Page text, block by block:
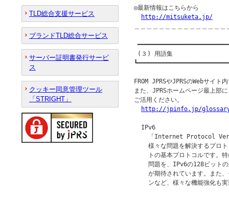
◎最新情報はこちらから
http://mitsuketa.jp/
(３) 用語集
FROM JPRSやJPRSのWebサイ
また、JPRSホームページ最上部
ご活用ください。
http://jpinfo.jp/
  IPv6
「Internet Protocol
様々な問題を解決するプロ
トの基本プロトコルです。
問題を、IPv6の128ビットの
が期待されています。また
ンなど、様々な機能強化も
TLD総合支援サービス
ブランドTLD総合サービス
サーバー証明書発行サービ
ス
クッキー同意管理ツール
「STRIGHT」